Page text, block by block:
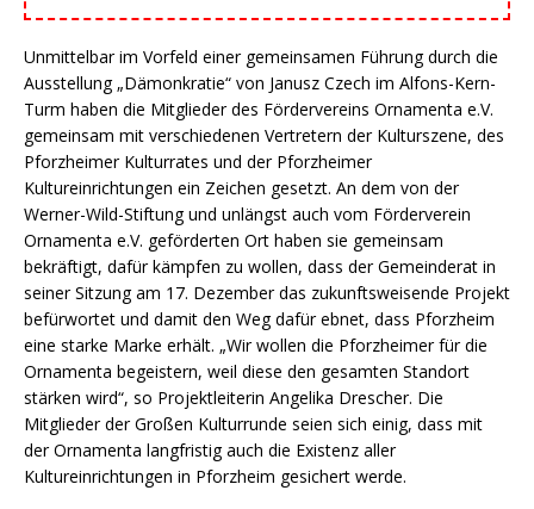
Unmittelbar im Vorfeld einer gemeinsamen Führung durch die
Ausstellung „Dämonkratie“ von Janusz Czech im Alfons-Kern-
Turm haben die Mitglieder des Fördervereins Ornamenta e.V.
gemeinsam mit verschiedenen Vertretern der Kulturszene, des
Pforzheimer Kulturrates und der Pforzheimer
Kultureinrichtungen ein Zeichen gesetzt. An dem von der
Werner-Wild-Stiftung und unlängst auch vom Förderverein
Ornamenta e.V. geförderten Ort haben sie gemeinsam
bekräftigt, dafür kämpfen zu wollen, dass der Gemeinderat in
seiner Sitzung am 17. Dezember das zukunftsweisende Projekt
befürwortet und damit den Weg dafür ebnet, dass Pforzheim
eine starke Marke erhält. „Wir wollen die Pforzheimer für die
Ornamenta begeistern, weil diese den gesamten Standort
stärken wird“, so Projektleiterin Angelika Drescher. Die
Mitglieder der Großen Kulturrunde seien sich einig, dass mit
der Ornamenta langfristig auch die Existenz aller
Kultureinrichtungen in Pforzheim gesichert werde.